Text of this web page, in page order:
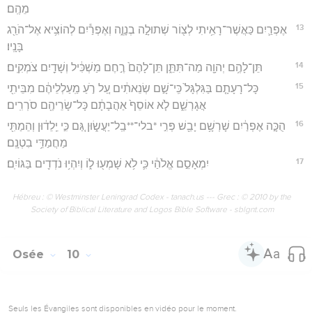
מֵהֶֽם׃
13
אֶפְרַ֛יִם כַּאֲשֶׁר־רָאִ֥יתִי לְצ֖וֹר שְׁתוּלָ֣ה בְנָוֶ֑ה וְאֶפְרַ֕יִם לְהוֹצִ֥יא אֶל־הֹרֵ֖ג
בָּנָֽיו׃
14 תֵּן־לָהֶ֥ם יְהוָ֖ה מַה־תִּתֵּ֑ן תֵּן־לָהֶם֙ רֶ֣חֶם מַשְׁכִּ֔יל וְשָׁדַ֖יִם צֹמְקִֽים׃
15
כָּל־רָעָתָ֤ם בַּגִּלְגָּל֙ כִּֽי־שָׁ֣ם שְׂנֵאתִ֔ים עַ֚ל רֹ֣עַ מַֽעַלְלֵיהֶ֔ם מִבֵּיתִ֖י
אֲגָרְשֵׁ֑ם לֹ֤א אוֹסֵף֙ אַהֲבָתָ֔ם כָּל־שָׂרֵיהֶ֖ם סֹרְרִֽים׃
16
הֻכָּ֣ה אֶפְרַ֔יִם שָׁרְשָׁ֥ם יָבֵ֖שׁ פְּרִ֣י *בלי־**בַֽל־יַעֲשׂ֑וּן גַּ֚ם כִּ֣י יֵֽלֵד֔וּן וְהֵמַתִּ֖י
מַחֲמַדֵּ֥י בִטְנָֽם׃
17 יִמְאָסֵ֣ם אֱלֹהַ֔י כִּ֛י לֹ֥א שָׁמְע֖וּ ל֑וֹ וְיִהְי֥וּ נֹדְדִ֖ים בַּגּוֹיִֽם׃
Hébreu : © Westminster Leningrad Codex - tanach.us --- Grec : © 2010 by the
Society of Biblical Literature and Logos Bible Software - sblgnt.com
Osée 10
Seuls les Évangiles sont disponibles en vidéo pour le moment.